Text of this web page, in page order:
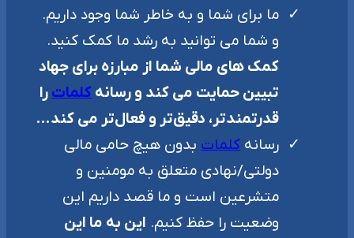
ما برای شما و به خاطر شما وجود داریم.
و شما می توانید به رشد ما کمک کنید.
کمک های مالی شما از مبارزه برای جهاد
تبیین حمایت می کند و رسانه کلماترا
قدرتمندتر، دقیق‌تر و فعال‌تر می کند…
رسانه کلماتبدون هیچ حامی مالی
دولتی/نهادی متعلق به مومنین و
متشرعین است و ما قصد داریم این
وضعیت را حفظ کنیم. این به ما این